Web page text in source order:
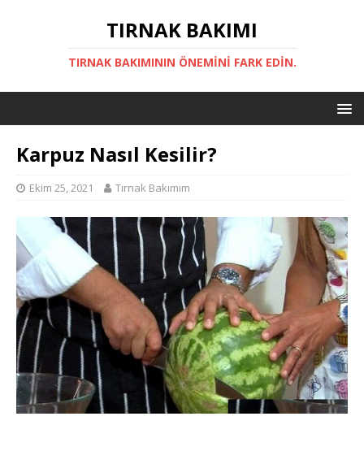
TIRNAK BAKIMI
TIRNAK BAKIMININ ÖNEMINI FARK EDIN.
Karpuz Nasıl Kesilir?
Ekim 25, 2021 Tırnak Bakımım